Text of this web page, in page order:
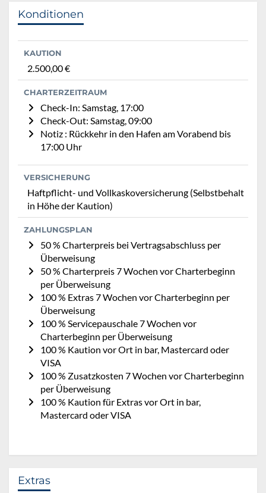
Konditionen
KAUTION
2.500,00 €
CHARTERZEITRAUM
Check-In: Samstag, 17:00
Check-Out: Samstag, 09:00
Notiz : Rückkehr in den Hafen am Vorabend bis
17:00 Uhr
VERSICHERUNG
Haftpflicht- und Vollkaskoversicherung (Selbstbehalt
in Höhe der Kaution)
ZAHLUNGSPLAN
50 % Charterpreis bei Vertragsabschluss per
Überweisung
50 % Charterpreis 7 Wochen vor Charterbeginn
per Überweisung
100 % Extras 7 Wochen vor Charterbeginn per
Überweisung
100 % Servicepauschale 7 Wochen vor
Charterbeginn per Überweisung
100 % Kaution vor Ort in bar, Mastercard oder
VISA
100 % Zusatzkosten 7 Wochen vor Charterbeginn
per Überweisung
100 % Kaution für Extras vor Ort in bar,
Mastercard oder VISA
Extras